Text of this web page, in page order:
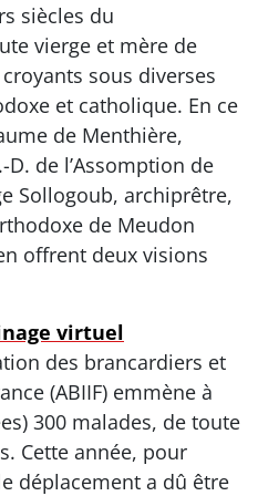
siècles du
vierge et mère de
sous diverses
et catholique. En ce
de Menthière,
de l’Assomption de
Sollogoub, archiprêtre,
de Meudon
offrent deux visions
virtuel
des brancardiers et
(ABIIF) emmène à
300 malades, de toute
Cette année, pour
déplacement a dû être